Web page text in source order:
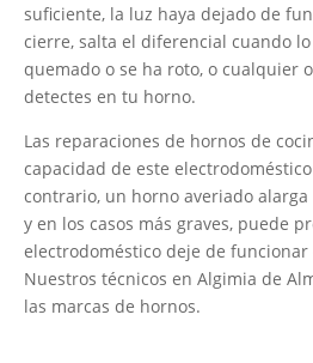
suficiente, la luz haya dejado de
cierre, salta el diferencial cuando
quemado o se ha roto, o cualquier
detectes en tu horno.
Las reparaciones de hornos de
capacidad de este
contrario, un horno averiado
y en los casos más graves, puede
electrodoméstico deje de
Nuestros técnicos en Algimia de
las marcas de hornos.